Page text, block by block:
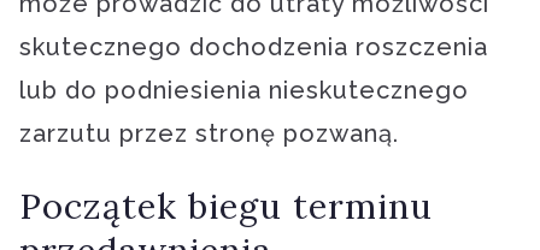
skutecznego dochodzenia roszczenia
lub do podniesienia nieskutecznego
zarzutu przez stronę pozwaną.
Początek biegu terminu